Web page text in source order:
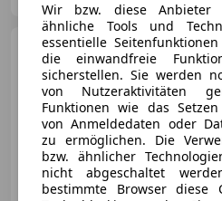
/
Wir bzw. diese Anbieter
ähnliche Tools und
essentielle
die einwandfreie
sicherstellen. Sie werden
von Nutzeraktivitäten
Funktionen wie das
von Anmeldedaten oder
zu ermöglichen. Die
bzw. ähnlicher
nicht abgeschaltet
bestimmte Browser diese